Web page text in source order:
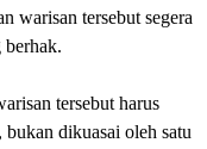
warisan tersebut segera
berhak.
tersebut harus
dikuasai oleh satu